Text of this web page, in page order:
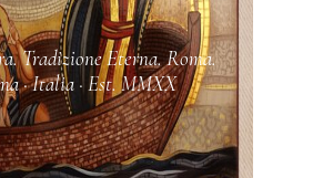
Tradizione Eterna. Roma.
· Italia · Est. MMXX